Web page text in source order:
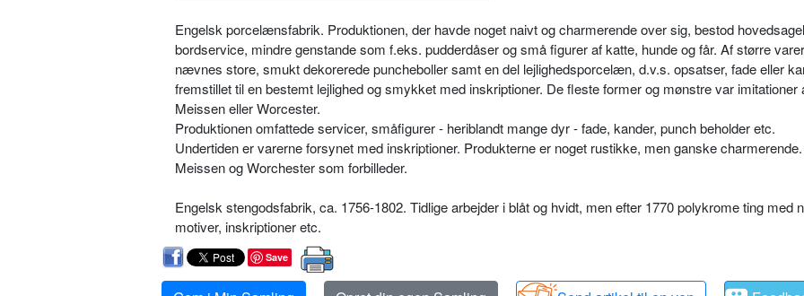
Engelsk porcelænsfabrik. Produktionen, der havde noget naivt og charmerende over sig, bestod
bordservice, mindre genstande som f.eks. pudderdåser og små figurer af katte, hunde og får. Af større
nævnes store, smukt dekorerede puncheboller samt en del lejlighedsporcelæn, d.v.s. opsatser, fade eller
fremstillet til en bestemt lejlighed og smykket med inskriptioner. De fleste former og mønstre var imitationer
Meissen eller Worcester.
Produktionen omfattede servicer, småfigurer - heriblandt mange dyr - fade, kander, punch beholder etc.
Undertiden er varerne forsynet med inskriptioner. Produkterne er noget rustikke, men ganske
Meissen og Worchester som forbilleder.
Engelsk stengodsfabrik, ca. 1756-1802. Tidlige arbejder i blåt og hvidt, men efter 1770 polykrome ting med
motiver, inskriptioner etc.
Save